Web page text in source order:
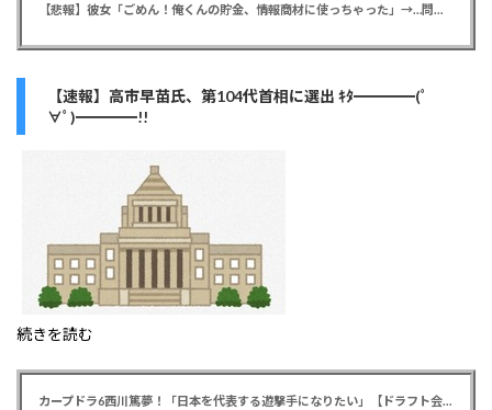
【悲報】彼女「ごめん！俺くんの貯金、情報商材に使っちゃった」→…問い詰めたらギャン泣きされたんだが俺が悪いのか？
【速報】高市早苗氏、第104代首相に選出 ｷﾀ━━━━(ﾟ
∀ﾟ)━━━━!!
続きを読む
カープドラ6西川篤夢！「日本を代表する遊撃手になりたい」【ドラフト会議2025】